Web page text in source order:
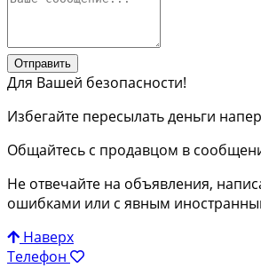
Отправить
Для Вашей безопасности!
Избегайте пересылать деньги
Общайтесь с продавцом в
Не отвечайте на объявления,
ошибками или с явным
Наверх
Телефон